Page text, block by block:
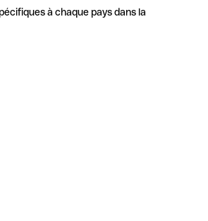
à chaque pays dans la